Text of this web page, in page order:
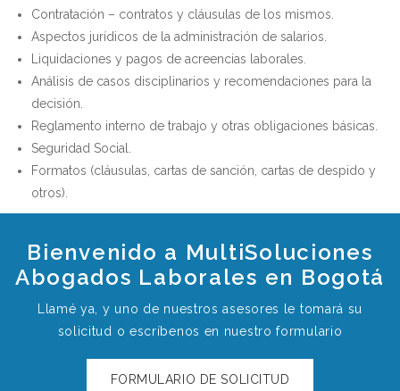
Contratación – contratos y cláusulas de los mismos.
Aspectos jurídicos de la administración de salarios.
Liquidaciones y pagos de acreencias laborales.
Análisis de casos disciplinarios y recomendaciones para la
decisión.
Reglamento interno de trabajo y otras obligaciones básicas.
Seguridad Social.
Formatos (cláusulas, cartas de sanción, cartas de despido y
otros).
Bienvenido a MultiSoluciones
Abogados Laborales en Bogotá
Llamé ya, y uno de nuestros asesores le tomará su
solicitud o escríbenos en nuestro formulario
FORMULARIO DE SOLICITUD